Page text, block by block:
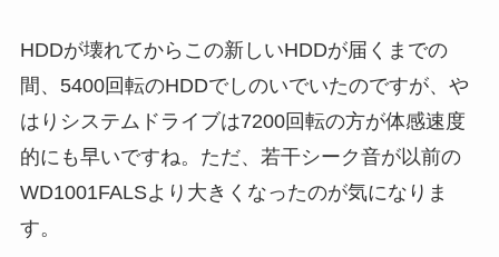
HDDが壊れてからこの新しいHDDが届くまでの
間、5400回転のHDDでしのいでいたのですが、や
はりシステムドライブは7200回転の方が体感速度
的にも早いですね。ただ、若干シーク音が以前の
WD1001FALSより大きくなったのが気になりま
す。